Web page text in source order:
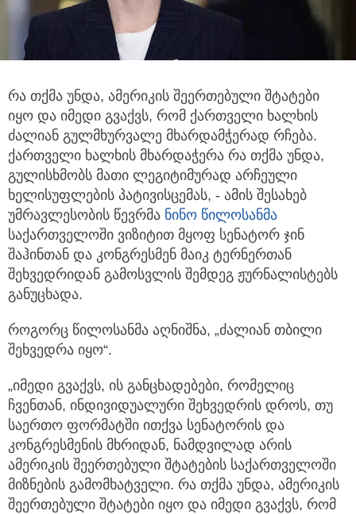
რა თქმა უნდა, ამერიკის შეერთებული შტატები
იყო და იმედი გვაქვს, რომ ქართველი ხალხის
ძალიან გულმხურვალე მხარდამჭერად რჩება.
ქართველი ხალხის მხარდაჭერა რა თქმა უნდა,
გულისხმობს მათი ლეგიტიმურად არჩეული
ხელისუფლების პატივისცემას, - ამის შესახებ
უმრავლესობის წევრმა ნინო წილოსანმა
საქართველოში ვიზიტით მყოფ სენატორ ჯინ
შაჰინთან და კონგრესმენ მაიკ ტერნერთან
შეხვედრიდან გამოსვლის შემდეგ ჟურნალისტებს
განუცხადა.
როგორც წილოსანმა აღნიშნა, „ძალიან თბილი
შეხვედრა იყო“.
„იმედი გვაქვს, ის განცხადებები, რომელიც
ჩვენთან, ინდივიდუალური შეხვედრის დროს, თუ
საერთო ფორმატში ითქვა სენატორის და
კონგრესმენის მხრიდან, ნამდვილად არის
ამერიკის შეერთებული შტატების საქართველოში
მიზნების გამომხატველი. რა თქმა უნდა, ამერიკის
შეერთებული შტატები იყო და იმედი გვაქვს, რომ